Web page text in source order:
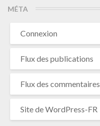
MÉTA
Connexion
Flux des publications
Flux des commentaires
Site de WordPress-FR